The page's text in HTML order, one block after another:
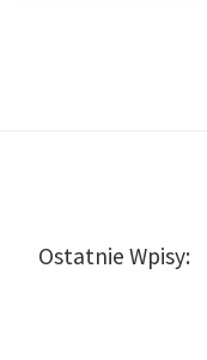
Ostatnie Wpisy: